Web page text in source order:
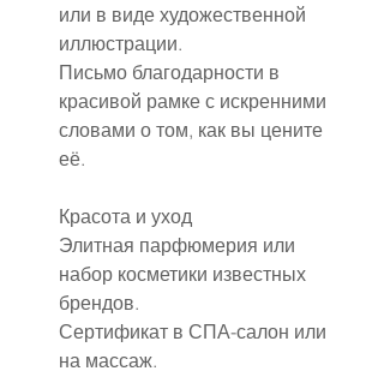
или в виде художественной
иллюстрации.
Письмо благодарности в
красивой рамке с искренними
словами о том, как вы цените
её.
Красота и уход
Элитная парфюмерия или
набор косметики известных
брендов.
Сертификат в СПА-салон или
на массаж.